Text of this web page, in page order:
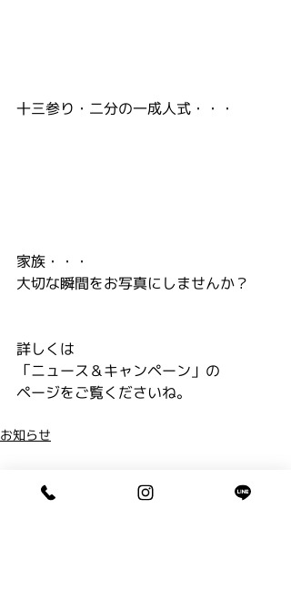
十三参り・二分の一成人式・・・
家族・・・
大切な瞬間をお写真にしませんか？
詳しくは
「ニュース＆キャンペーン」の
ページをご覧くださいね。
お知らせ
コメント